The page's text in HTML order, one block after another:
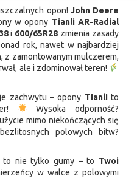
opon! John Deere
w opony Tianli AR-Radial
i 600/65R28 zmienia zasady
rok, nawet w najbardziej
z zamontowanym mulczerem,
ale i zdominował teren!
zachwytu – opony Tianlito
Wysoka odporność?
mimo niekończących się
polowych bitw?
nie tylko gumy – to Twoi
w walce z polowymi